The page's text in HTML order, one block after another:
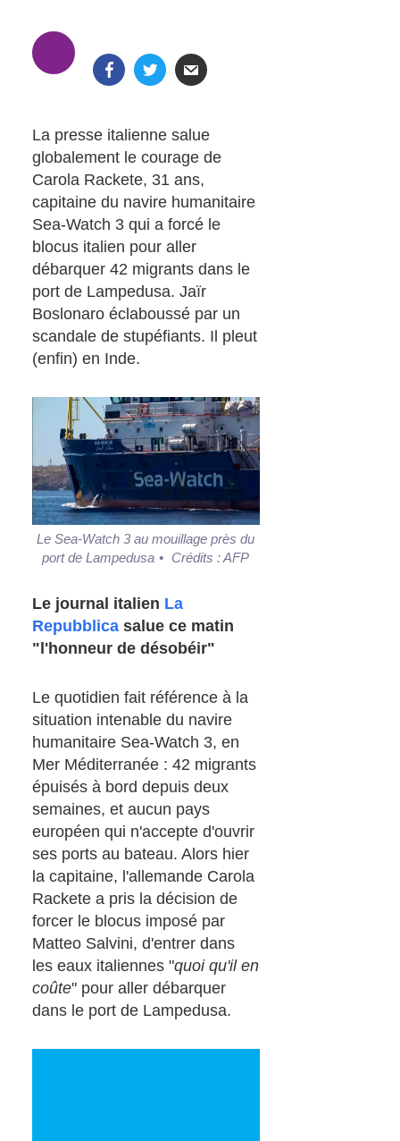
La presse italienne salue
globalement le courage de
Carola Rackete, 31 ans,
capitaine du navire humanitaire
Sea-Watch 3 qui a forcé le
blocus italien pour aller
débarquer 42 migrants dans le
port de Lampedusa. Jaïr
Boslonaro éclaboussé par un
scandale de stupéfiants. Il pleut
(enfin) en Inde.
Le Sea-Watch 3 au mouillage près du
port de Lampedusa • Crédits :AFP
Le journal italien La
Repubblica salue ce matin
"l'honneur de désobéir"
Le quotidien fait référence à la
situation intenable du navire
humanitaire Sea-Watch 3, en
Mer Méditerranée : 42 migrants
épuisés à bord depuis deux
semaines, et aucun pays
européen qui n'accepte d'ouvrir
ses ports au bateau. Alors hier
la capitaine, l'allemande Carola
Rackete a pris la décision de
forcer le blocus imposé par
Matteo Salvini, d'entrer dans
les eaux italiennes "quoi qu'il en
coûte" pour aller débarquer
dans le port de Lampedusa.